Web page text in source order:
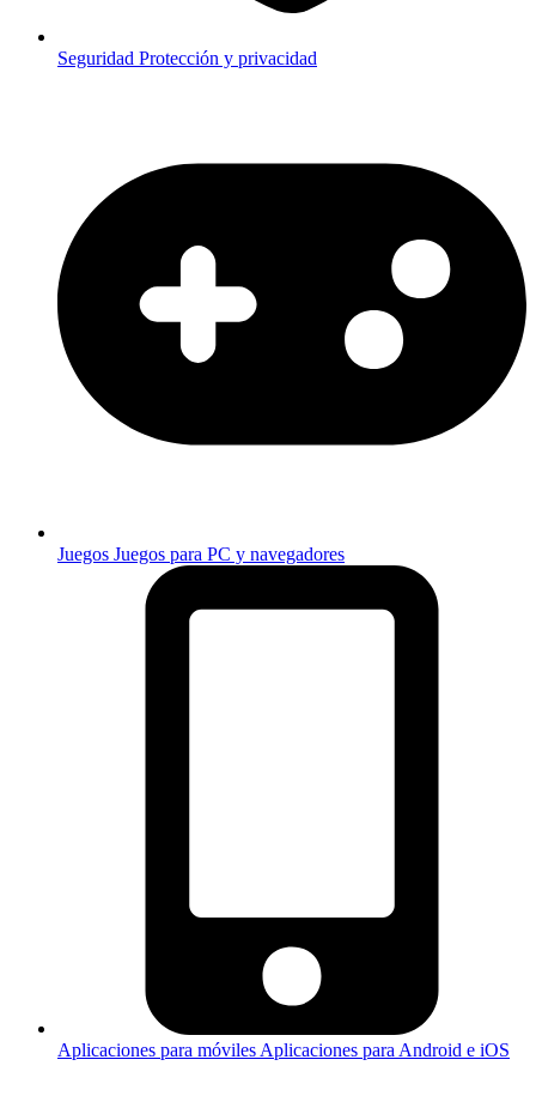
Seguridad Protección y privacidad
Juegos Juegos para PC y navegadores
Aplicaciones para móviles Aplicaciones para Android e iOS